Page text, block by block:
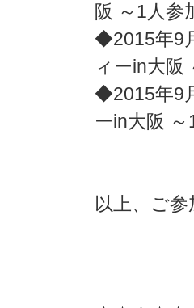
阪 ～1人参
◆2015年9
ィーin大阪
◆2015年9
ーin大阪
以上、ご